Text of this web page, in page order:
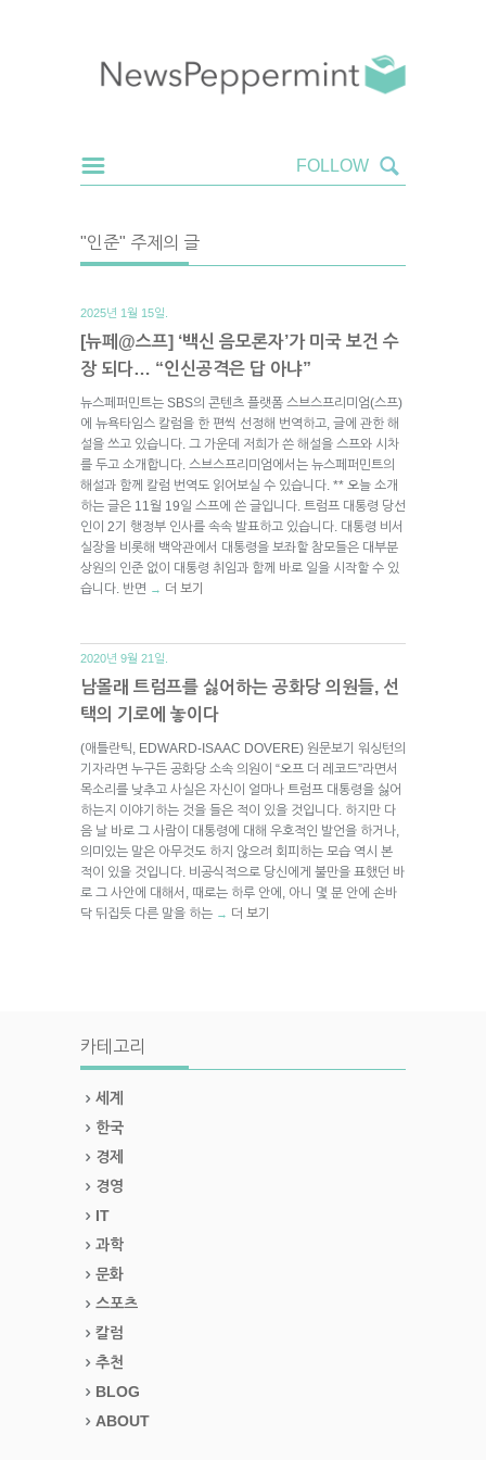
"인준" 주제의 글
2025년 1월 15일.
[뉴페@스프] ‘백신 음모론자’가 미국 보건 수
장 되다… “인신공격은 답 아냐”
뉴스페퍼민트는 SBS의 콘텐츠 플랫폼 스브스프리미엄(스프)
에 뉴욕타임스 칼럼을 한 편씩 선정해 번역하고, 글에 관한 해
설을 쓰고 있습니다. 그 가운데 저희가 쓴 해설을 스프와 시차
를 두고 소개합니다. 스브스프리미엄에서는 뉴스페퍼민트의
해설과 함께 칼럼 번역도 읽어보실 수 있습니다. ** 오늘 소개
하는 글은 11월 19일 스프에 쓴 글입니다. 트럼프 대통령 당선
인이 2기 행정부 인사를 속속 발표하고 있습니다. 대통령 비서
실장을 비롯해 백악관에서 대통령을 보좌할 참모들은 대부분
상원의 인준 없이 대통령 취임과 함께 바로 일을 시작할 수 있
습니다. 반면 → 더 보기
2020년 9월 21일.
남몰래 트럼프를 싫어하는 공화당 의원들, 선
택의 기로에 놓이다
(애틀란틱, EDWARD-ISAAC DOVERE) 원문보기 워싱턴의
기자라면 누구든 공화당 소속 의원이 “오프 더 레코드”라면서
목소리를 낮추고 사실은 자신이 얼마나 트럼프 대통령을 싫어
하는지 이야기하는 것을 들은 적이 있을 것입니다. 하지만 다
음 날 바로 그 사람이 대통령에 대해 우호적인 발언을 하거나,
의미있는 말은 아무것도 하지 않으려 회피하는 모습 역시 본
적이 있을 것입니다. 비공식적으로 당신에게 불만을 표했던 바
로 그 사안에 대해서, 때로는 하루 안에, 아니 몇 분 안에 손바
닥 뒤집듯 다른 말을 하는 → 더 보기
카테고리
세계
한국
경제
경영
IT
과학
문화
스포츠
칼럼
추천
BLOG
ABOUT